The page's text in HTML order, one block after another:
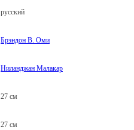
русский
Брэндон В. Оми
Ниланджан Малакар
27 см
27 см